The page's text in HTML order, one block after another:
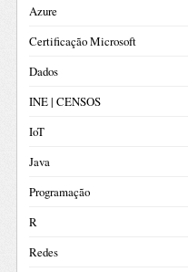
Azure
Certificação Microsoft
Dados
INE | CENSOS
IoT
Java
Programação
R
Redes